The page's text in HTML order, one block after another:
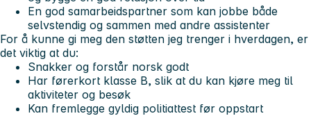
En god samarbeidspartner som kan jobbe både
selvstendig og sammen med andre assistenter
For å kunne gi meg den støtten jeg trenger i hverdagen, er
det viktig at du:
Snakker og forstår norsk godt
Har førerkort klasse B, slik at du kan kjøre meg til
aktiviteter og besøk
Kan fremlegge gyldig politiattest før oppstart